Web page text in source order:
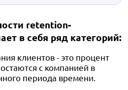
retention-
в себя ряд категорий:
клиентов - это процент
с компанией в
периода времени.